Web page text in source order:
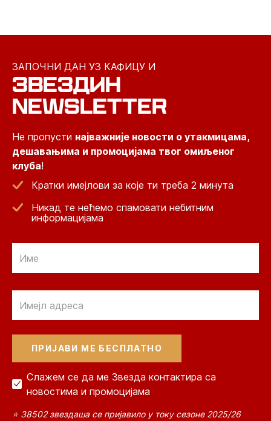
ЗАПОЧНИ ДАН УЗ КАФИЦУ И
ЗВЕЗДИН
NEWSLETTER
Не пропусти најважније новости о утакмицама,
дешавањима и промоцијама твог омиљеног
клуба!
Кратки имејлови за које ти треба 2 минута
Никад те нећемо спамовати небитним
информацијама
Слажем се да ме Звезда контактира са
новостима и промоцијама
⭐ 38502 звездаша се пријавило у току сезоне 2025/26